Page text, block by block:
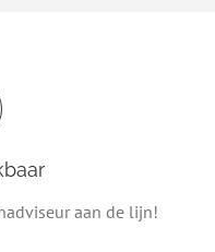
aan de lijn!